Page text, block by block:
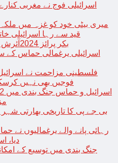
اسرائیلی فوج نے مغربی
میری بیٹی خود کو غزہ میں
قید سے رہا اسرائیلی
بکر پرائز 2024آئرش مصنف پال لنچ نے جیت لیا
اسرائیلی یرغمالی حماس
فلسطینی مزاحمت نے
فوجیں بھی نہیں
مزید 11
بی جے پی کا تاریخی بھارتی شہر
رہائی پانے والے یرغمالیوں نے
دیا،
جنگ بندی میں توسیع کے